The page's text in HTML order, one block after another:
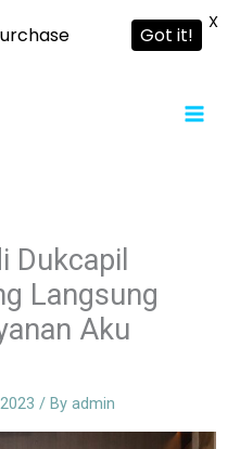
Dukcapil
Langsung
Aku
2023/ Byadmin
Got it!
X